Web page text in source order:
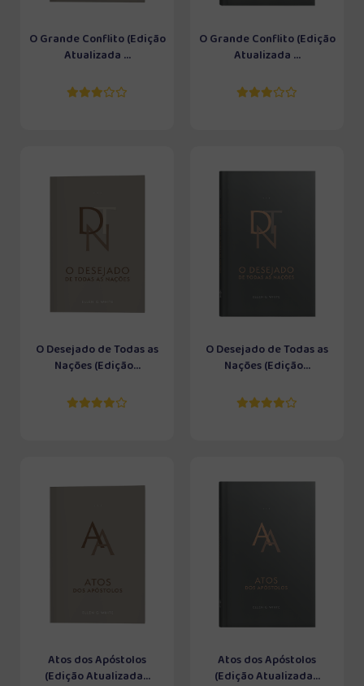
O Grande Conflito (Edição
Atualizada ...
O Grande Conflito (Edição
Atualizada ...
O Desejado de Todas as
Nações (Edição...
O Desejado de Todas as
Nações (Edição...
Atos dos Apóstolos
(Edição Atualizada...
Atos dos Apóstolos
(Edição Atualizada...